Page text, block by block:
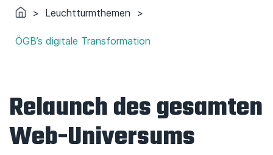
> Leuchtturmthemen >
ÖGB’s digitale Transformation
Relaunch des gesamten
Web-Universums